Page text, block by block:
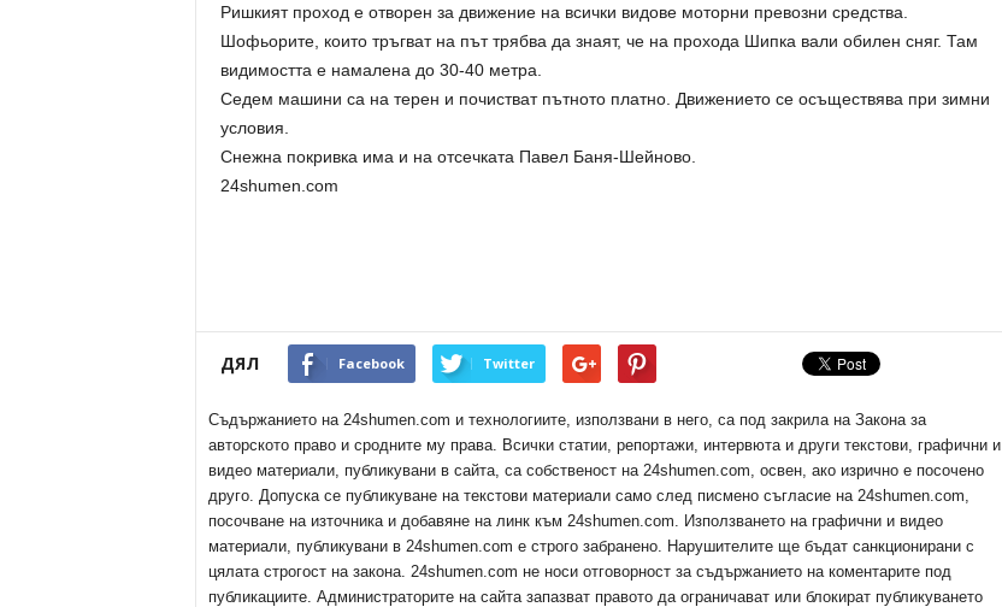
Ришкият проход е отворен за движение на всички видове моторни превозни средства.
Шофьорите, които тръгват на път трябва да знаят, че на прохода Шипка вали обилен сняг. Там
видимостта е намалена до 30-40 метра.
Седем машини са на терен и почистват пътното платно. Движението се осъществява при зимни
условия.
Снежна покривка има и на отсечката Павел Баня-Шейново.
24shumen.com
ДЯЛ Facebook Twitter
Съдържанието на 24shumen.com и технологиите, използвани в него, са под закрила на Закона за
авторското право и сродните му права. Всички статии, репортажи, интервюта и други текстови, графични и
видео материали, публикувани в сайта, са собственост на 24shumen.com, освен, ако изрично е посочено
друго. Допуска се публикуване на текстови материали само след писмено съгласие на 24shumen.com,
посочване на източника и добавяне на линк към 24shumen.com. Използването на графични и видео
материали, публикувани в 24shumen.com е строго забранено. Нарушителите ще бъдат санкционирани с
цялата строгост на закона. 24shumen.com не носи отговорност за съдържанието на коментарите под
публикациите. Администраторите на сайта запазват правото да ограничават или блокират публикуването